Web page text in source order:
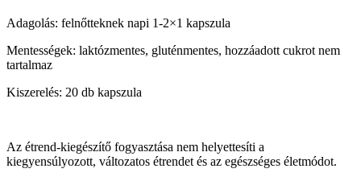
Adagolás: felnőtteknek napi 1-2×1 kapszula
Mentességek: laktózmentes, gluténmentes, hozzáadott cukrot nem
tartalmaz
Kiszerelés: 20 db kapszula
Az étrend-kiegészítő fogyasztása nem helyettesíti a
kiegyensúlyozott, változatos étrendet és az egészséges életmódot.